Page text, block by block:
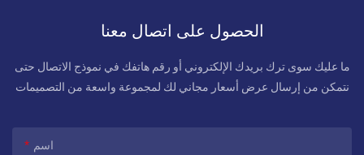
الحصول على اتصال معنا
ما عليك سوى ترك بريدك الإلكتروني أو رقم هاتفك في نموذج الاتصال حتى
نتمكن من إرسال عرض أسعار مجاني لك لمجموعة واسعة من التصميمات
اسم